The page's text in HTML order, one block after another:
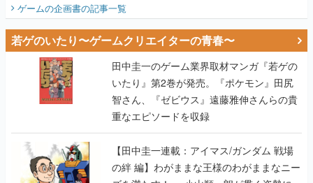
ゲームの企画書の記事一覧
若ゲのいたり〜ゲームクリエイターの青春〜
田中圭一のゲーム業界取材マンガ『若ゲの
いたり』第2巻が発売。『ポケモン』田尻
智さん、『ゼビウス』遠藤雅伸さんらの貴
重なエピソードを収録
【田中圭一連載：アイマス/ガンダム 戦場
の絆 編】わがままな王様のわがままなニー